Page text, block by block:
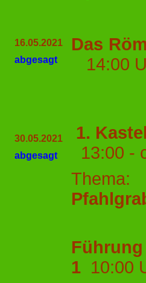
16.05.2021
abgesagt
Das
14:00
30.05.2021
abgesagt
1.
13:00 -
Thema:
1